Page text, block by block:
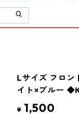
Lサイズ フロン
イト×ブルー
¥ 1,500